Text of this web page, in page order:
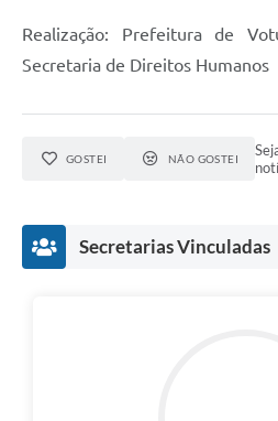
Realização: Prefeitura de
Secretaria de Direitos Humanos
GOSTEI NÃO GOSTEI
Secretarias Vinculadas